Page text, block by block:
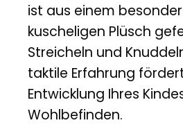
ist aus einem
kuscheligen Plüsch
Streicheln und
taktile Erfahrung
Entwicklung Ihres
Wohlbefinden.